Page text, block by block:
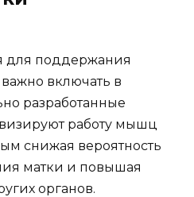
для поддержания
включать в
разработанные
работу мышц
снижая вероятность
матки и повышая
органов.